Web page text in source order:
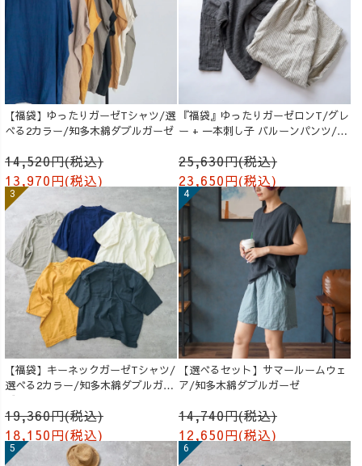
【福袋】ゆったりガーゼTシャツ/選
べる2カラー/知多木綿ダブルガーゼ
14,520円(税込)
13,970円(税込)
『福袋』ゆったりガーゼロンT/グレ
ー + 一本刺し子 バルーンパンツ/生
25,630円(税込)
23,650円(税込)
【福袋】キーネックガーゼTシャツ/
選べる2カラー/知多木綿ダブルガー
ゼ
19,360円(税込)
18,150円(税込)
【選べるセット】サマールームウェ
ア/知多木綿ダブルガーゼ
14,740円(税込)
12,650円(税込)